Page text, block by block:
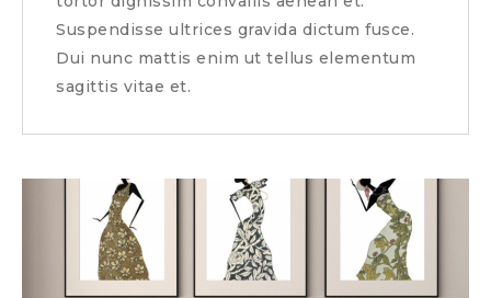
Suspendisse ultrices gravida dictum fusce.
Dui nunc mattis enim ut tellus elementum
sagittis vitae et.